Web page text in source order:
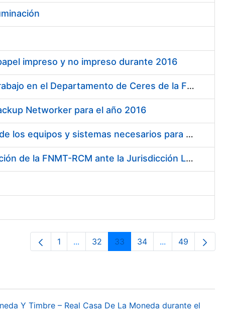
impreso y no impreso durante 2016
Servicio de asistencia técnica para la optimización de cargas de trabajo en el Departamento de Ceres de la FNMT-RCM
Networker para el año 2016
Solicitud de ofertas - Suministro, instalación y puesta en marcha de los equipos y sistemas necesarios para la reforma y actualización del centro de control de seguridad de la Fábrica de papel de seguridad de Burgos
Contratación de servicios profesionales de defensa y representación de la FNMT-RCM ante la Jurisdicción Laboral
Página
1 ...Páginas intermedias Use TAB para
Página
32 Página
33 Página
34 ...PáginasPágina
49
Y Timbre – Real Casa De La Moneda durante el